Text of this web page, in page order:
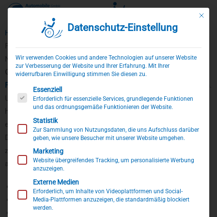
Zum
Inhalt
springen
Home
Fahrzeugankauf leicht gemacht
Fahrzeugankauf leicht gemacht
Neben dem Verkauf vonbehindertengerechten Neu- und
Gebrauchtwagenkaufen wir auch im Rahmen unseres
Fahrzeughandels regelmäßig behindertengerechte Fahrzeuge an.
Um Ihnen die Handhabung so einfach wie möglich zu machen,
haben wir einAnkaufsformular für Handicap-Fahrzeuge
entwickelt.
Damit können Sie uns Informationen direkt und einfach
zukommen lassen, um die Anfrage schnell und unkompliziert
abzusenden. Dazu gehören z.B.:
Kontaktinformationen
Fahrzeugdaten
Informationen zum Umbau
Mit
Datenschutz-Einstellung
Wir verwenden Cookies und andere Technologien auf unserer Website
zur Verbesserung der Website und Ihrer Erfahrung. Mit Ihrer
widerrufbaren Einwilligung stimmen Sie diesen zu.
Es folgt eine Liste der Service-Gruppen, für die eine
Essenziell
Erforderlich für essenzielle Services, grundlegende Funktionen
und das ordnungsgemäße Funktionieren der Website.
Statistik
Zur Sammlung von Nutzungsdaten, die uns Aufschluss darüber
geben, wie unsere Besucher mit unserer Website umgehen.
Marketing
Website übergreifendes Tracking, um personalisierte Werbung
anzuzeigen.
Externe Medien
Erforderlich, um Inhalte von Videoplattformen und Social-
Media-Plattformen anzuzeigen, die standardmäßig blockiert
werden.